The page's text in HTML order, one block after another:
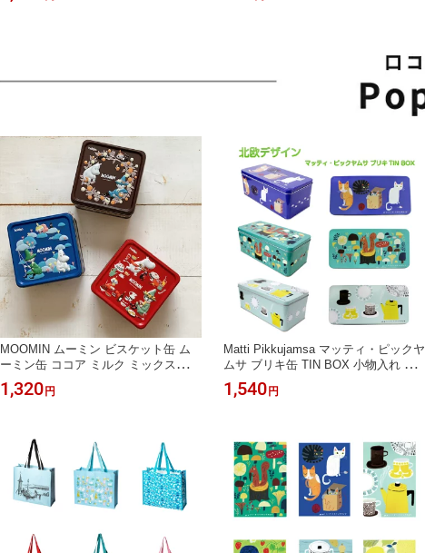
MOOMIN ムーミン ビスケット缶 ム
ーミン缶 ココア ミルク ミックスベリ
ー お菓子 スイーツ 北陸製菓 hokka
おいしい かわいい 小物入れ ブリキ缶
ン ホワイトデー お返し 餞別 退職
1,320円
Matti Pikkujamsa マッティ・ピックヤ
ムサ ブリキ缶 TIN BOX 小物入れ 蓋
付き 収納 北欧デザイン フィンランド
かわいい おしゃれ 北欧 雑貨 プレゼ
1,540円